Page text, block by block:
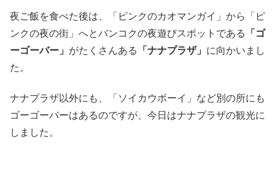
夜ご飯を食べた後は、「ピンクのカオマンガイ」から「ピ
ンクの夜の街」へとバンコクの夜遊びスポットである
「ゴ
ーゴーバー」 がたくさんある 「ナナプラザ」 に向かいまし
た。
ナナプラザ以外にも、「ソイカウボーイ」など別の所にも
ゴーゴーバーはあるのですが、今日はナナプラザの観光に
しました。